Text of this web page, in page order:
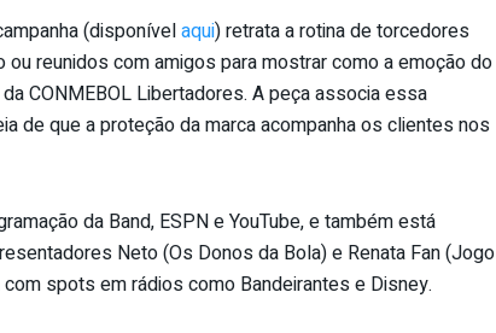
(disponívelaqui) retrata a rotina de torcedores
reunidos com amigos para mostrar como a emoção do
CONMEBOL Libertadores. A peça associa essa
de que a proteção da marca acompanha os clientes nos
da Band, ESPN e YouTube, e também está
Neto (Os Donos da Bola) e Renata Fan (Jogo
spots em rádios como Bandeirantes e Disney.